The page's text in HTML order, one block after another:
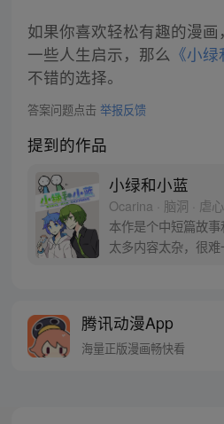
如果你喜欢轻松有趣的漫
一些人生启示，那么 《小
不错的选择。
答案问题点击 举报反馈
提到的作品
小绿和小蓝
Ocarina · 脑洞 · 虐心
本作是个中短篇故
太多内容太杂，很
腾讯动漫App
海量正版漫画畅快看